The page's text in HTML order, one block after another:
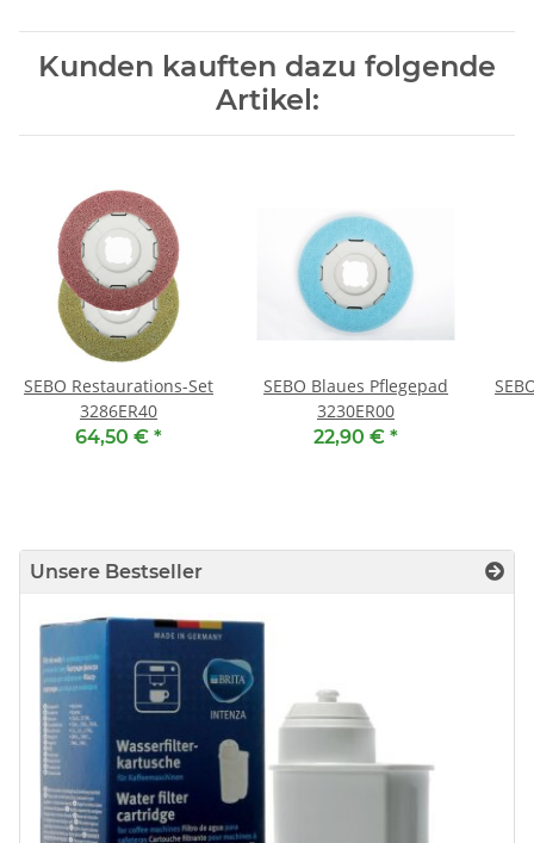
Kunden kauften dazu folgende
Artikel:
SEBO Restaurations-Set
3286ER40
64,50 € *
SEBO Blaues Pflegepad
3230ER00
22,90 € *
Unsere Bestseller